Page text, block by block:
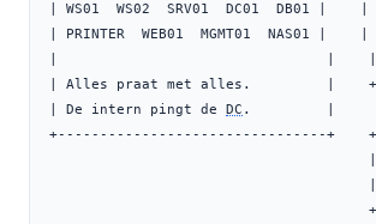
| WS01  WS02  SRV01  DC01  DB01
| PRINTER  WEB01  MGMT01
|                                |    |
| Alles praat met alles.         |
| De intern pingt de DC .         |
+--------------------------------+